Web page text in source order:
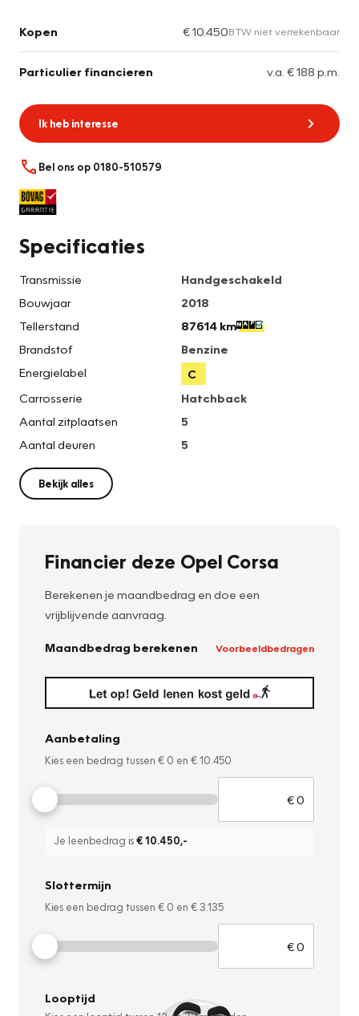
Kopen € 10.450BTW niet verrekenbaar
Particulier financieren v.a. € 188 p.m.
Ik heb interesse
Bel ons op 0180-510579
Specificaties
Transmissie
Handgeschakeld
Bouwjaar
2018
Tellerstand
87614 km
Brandstof
Benzine
Energielabel
C
Carrosserie
Hatchback
Aantal zitplaatsen
5
Aantal deuren
5
Bekijk alles
Financier deze Opel Corsa
Berekenen je maandbedrag en doe een
vrijblijvende aanvraag.
Maandbedrag berekenen Voorbeeldbedragen
Aanbetaling
Kies een bedrag tussen € 0 en € 10.450
Je leenbedrag is€ 10.450,-
Slottermijn
Kies een bedrag tussen € 0 en € 3.135
Looptijd